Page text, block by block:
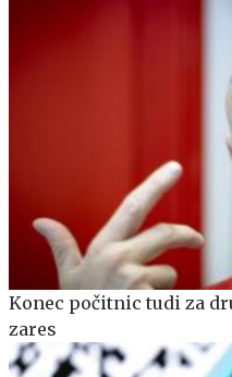
Konec počitnic tudi za
zares